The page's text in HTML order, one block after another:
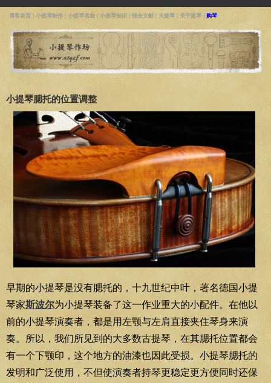
博客首页 小提琴制作 小提琴名曲 小提琴知识 综合文献 大提琴 关于提琴 购琴
小提琴腮托的位置调整
早期的小提琴是没有腮托的，十九世纪中叶，著名德国小提
琴家斯波尔为小提琴装备了这一作业重大的小配件。在他以
前的小提琴演奏者，都是用左颚与左肩直接夹住琴身来演
奏。所以，我们所见到的大多数古提琴，在其腮托位置都会
有一个下颚印，这个地方的油漆也因此受损。小提琴腮托的
发明和广泛使用，不但使演奏者持琴更稳定更方便同时还保